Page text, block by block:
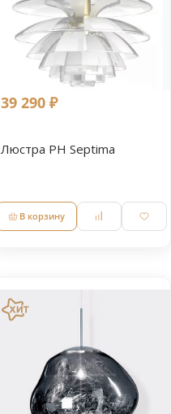
39 290 ₽
Люстра PH Septima
В корзину